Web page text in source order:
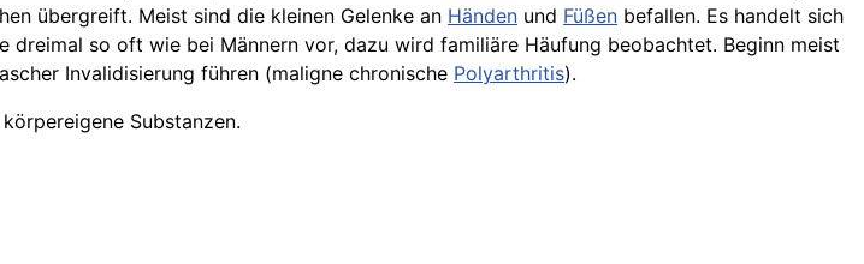
übergreift. Meist sind die kleinen Gelenke an Händen und Füßen befallen. Es handelt sich
so oft wie bei Männern vor, dazu wird familiäre Häufung beobachtet. Beginn meist
Invalidisierung führen (maligne chronische Polyarthritis).
Substanzen.